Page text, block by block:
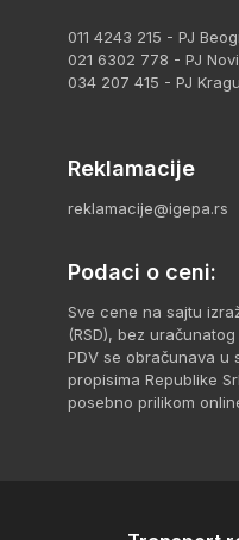
011 4243 215 - PJ
021 6302 778 - PJ
034 207 415 - PJ
Reklamacije
reklamacije@igepa.rs
Podaci o ceni:
Sve cene na sajtu
(RSD), bez uračunatog
PDV se obračunava u
propisima Republike
posebno prilikom